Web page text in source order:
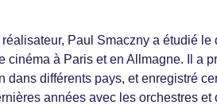
Paul Smaczny a étudié
cinéma à Paris et en Allmagne. Il a
dans différents pays, et enregistré
années avec les orchestres